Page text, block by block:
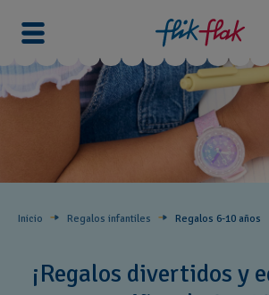
Inicio Regalos infantiles Regalos 6-10 años
¡Regalos divertidos y